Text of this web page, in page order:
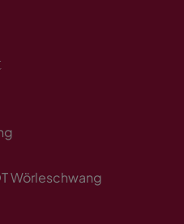
Wörleschwang